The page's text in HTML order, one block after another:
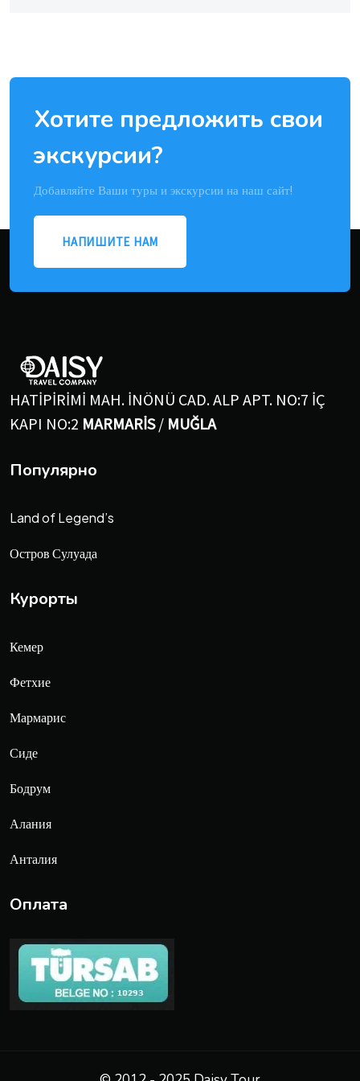
Хотите предложить свои
экскурсии?
Добавляйте Ваши туры и экскурсии на наш сайт!
НАПИШИТЕ НАМ
HATİPİRİMİ MAH. İNÖNÜ CAD. ALP APT. NO:7 İÇ
KAPI NO:2 MARMARİS/ MUĞLA
Популярно
Land of Legend’s
Остров Сулуада
Курорты
Кемер
Фетхие
Мармарис
Сиде
Бодрум
Алания
Анталия
Оплата